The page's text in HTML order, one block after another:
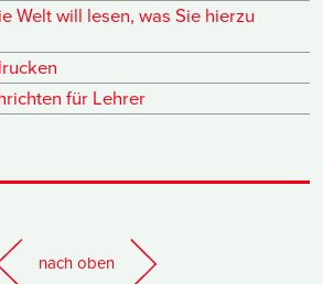
Welt will lesen, was Sie hierzu
für Lehrer
nach oben